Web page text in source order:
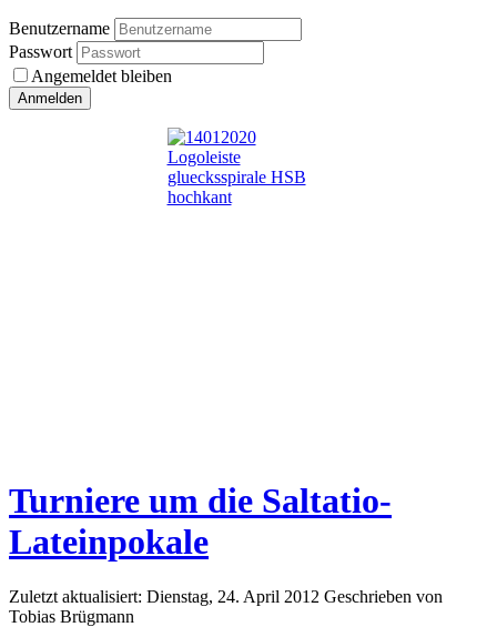
Benutzername
Passwort
Angemeldet bleiben
Turniere um die Saltatio-
Lateinpokale
Zuletzt aktualisiert: Dienstag, 24. April 2012 Geschrieben von
Tobias Brügmann